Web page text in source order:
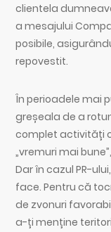
clientela
a mesajului
posibile,
repovestit.
În perioadele mai
greșeala de a
complet activități
„vremuri mai
Dar în cazul PR-
face. Pentru că
de zvonuri
a-ți menține